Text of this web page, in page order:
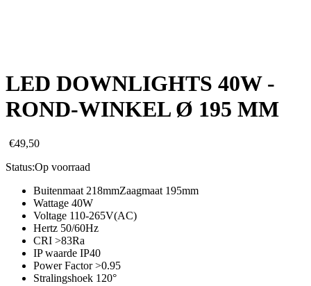
LED DOWNLIGHTS 40W -
ROND-WINKEL Ø 195 MM
€49,50
Status:Op voorraad
Buitenmaat 218mmZaagmaat 195mm
Wattage 40W
Voltage 110-265V(AC)
Hertz 50/60Hz
CRI >83Ra
IP waarde IP40
Power Factor >0.95
Stralingshoek 120°